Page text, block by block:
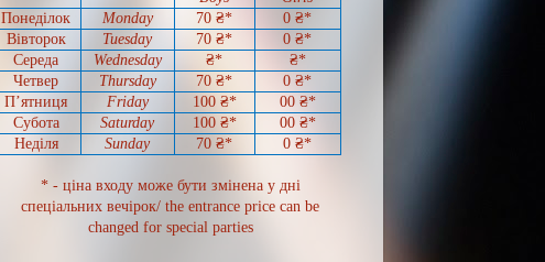
Понеділок
Monday 70 ₴* 0 ₴*
Вівторок
Tuesday 70 ₴* 0 ₴*
Середа
Wednesday ₴*
₴*
Четвер
Thursday 70 ₴* 0 ₴*
П’ятниця
Friday 100 ₴* 00₴*
Субота
Saturday 100 ₴* 00₴*
Неділя
Sunday 70 ₴* 0 ₴*
* - ціна входу може бути змінена у дні
спеціальних вечірок/ the entrance price can be
changed for special parties